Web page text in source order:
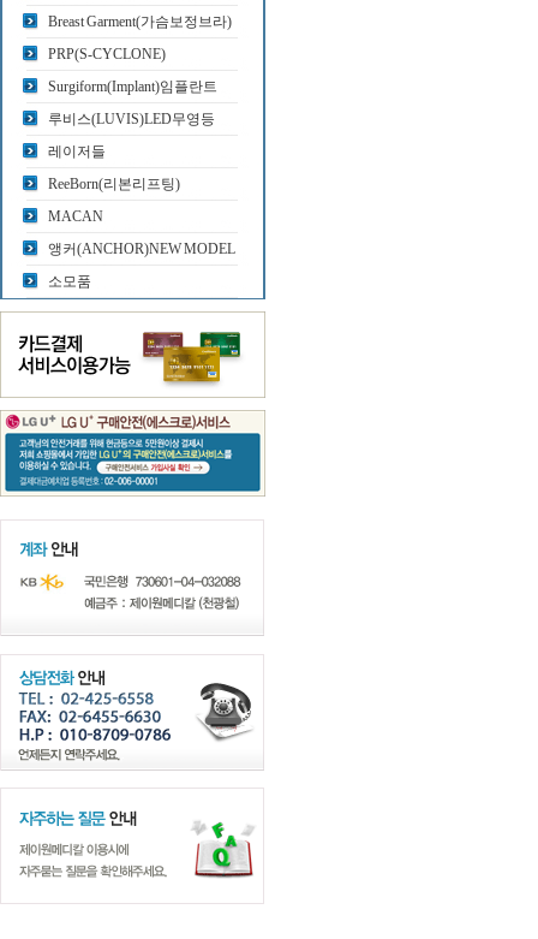
Breast Garment(가슴보정브라)
PRP(S-CYCLONE)
Surgiform(Implant)임플란트
루비스(LUVIS)LED무영등
레이저들
ReeBorn(리본리프팅)
MACAN
앵커(ANCHOR)NEW MODEL
소모품